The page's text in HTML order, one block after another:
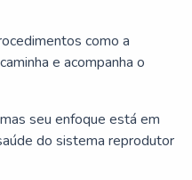
como a
e acompanha o
seu enfoque está em
do sistema reprodutor